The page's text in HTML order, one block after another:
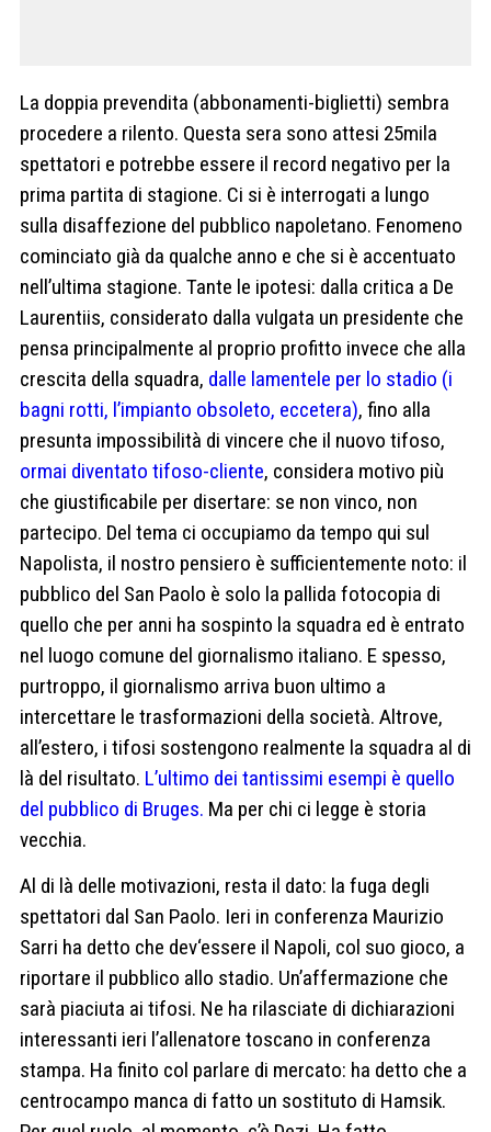
La doppia prevendita (abbonamenti-biglietti) sembra
procedere a rilento. Questa sera sono attesi 25mila
spettatori e potrebbe essere il record negativo per la
prima partita di stagione. Ci si è interrogati a lungo
sulla disaffezione del pubblico napoletano. Fenomeno
cominciato già da qualche anno e che si è accentuato
nell’ultima stagione. Tante le ipotesi: dalla critica a De
Laurentiis, considerato dalla vulgata un presidente che
pensa principalmente al proprio profitto invece che alla
crescita della squadra, dalle lamentele per lo stadio (i
bagni rotti, l’impianto obsoleto, eccetera), fino alla
presunta impossibilità di vincere che il nuovo tifoso,
ormai diventato tifoso-cliente, considera motivo più
che giustificabile per disertare: se non vinco, non
partecipo. Del tema ci occupiamo da tempo qui sul
Napolista, il nostro pensiero è sufficientemente noto: il
pubblico del San Paolo è solo la pallida fotocopia di
quello che per anni ha sospinto la squadra ed è entrato
nel luogo comune del giornalismo italiano. E spesso,
purtroppo, il giornalismo arriva buon ultimo a
intercettare le trasformazioni della società. Altrove,
all’estero, i tifosi sostengono realmente la squadra al di
là del risultato. L’ultimo dei tantissimi esempi è quello
del pubblico di Bruges. Ma per chi ci legge è storia
vecchia.
Al di là delle motivazioni, resta il dato: la fuga degli
spettatori dal San Paolo. Ieri in conferenza Maurizio
Sarri ha detto che dev‘essere il Napoli, col suo gioco, a
riportare il pubblico allo stadio. Un’affermazione che
sarà piaciuta ai tifosi. Ne ha rilasciate di dichiarazioni
interessanti ieri l’allenatore toscano in conferenza
stampa. Ha finito col parlare di mercato: ha detto che a
centrocampo manca di fatto un sostituto di Hamsik.